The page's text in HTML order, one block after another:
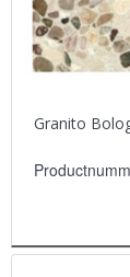
Granito